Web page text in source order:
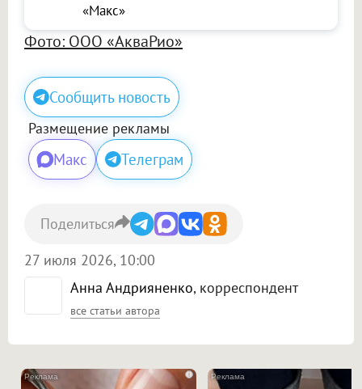
«Макс»
Фото: ООО «АкваРио»
Сообщить новость
Размещение рекламы
Макс Телеграм
Анна Андрияненко, корреспондент
все статьи автора
27 июля 2026, 10:00
Поделиться
i